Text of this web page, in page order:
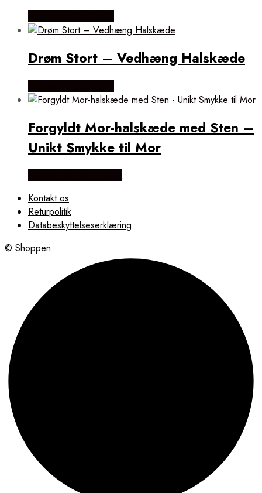
Drøm Stort – Vedhæng Halskæde
Forgyldt Mor-halskæde med Sten –
Unikt Smykke til Mor
Kontakt os
Returpolitik
Databeskyttelseserklæring
© Shoppen